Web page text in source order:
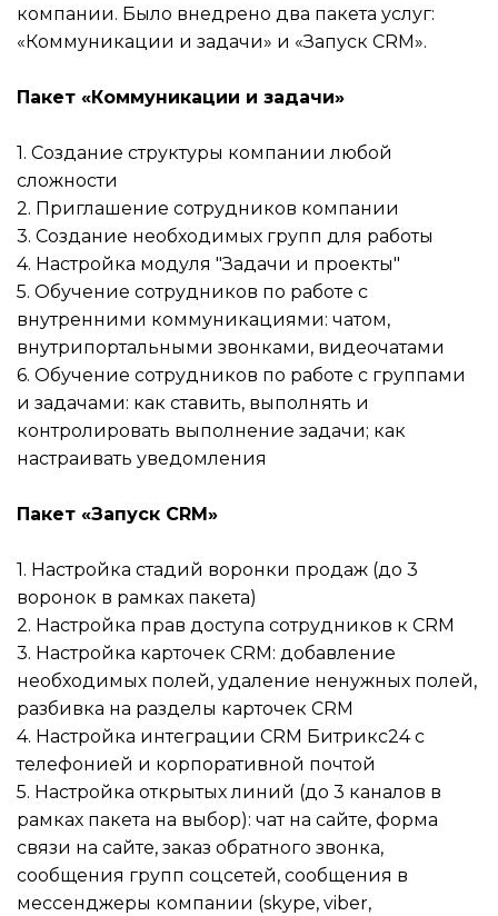
компании. Было внедрено два пакета услуг:
«Коммуникации и задачи» и «Запуск CRM».
Пакет «Коммуникации и задачи»
1. Создание структуры компании любой
сложности
2. Приглашение сотрудников компании
3. Создание необходимых групп для работы
4. Настройка модуля "Задачи и проекты"
5. Обучение сотрудников по работе с
внутренними коммуникациями: чатом,
внутрипортальными звонками, видеочатами
6. Обучение сотрудников по работе с группами
и задачами: как ставить, выполнять и
контролировать выполнение задачи; как
настраивать уведомления
Пакет «Запуск CRM»
1. Настройка стадий воронки продаж (до 3
воронок в рамках пакета)
2. Настройка прав доступа сотрудников к CRM
3. Настройка карточек CRM: добавление
необходимых полей, удаление ненужных полей,
разбивка на разделы карточек CRM
4. Настройка интеграции CRM Битрикс24 с
телефонией и корпоративной почтой
5. Настройка открытых линий (до 3 каналов в
рамках пакета на выбор): чат на сайте, форма
связи на сайте, заказ обратного звонка,
сообщения групп соцсетей, сообщения в
мессенджеры компании (skype, viber,